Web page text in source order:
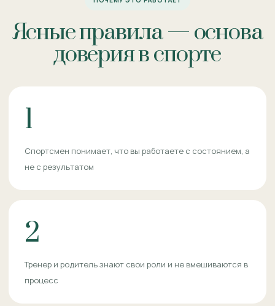
Ясные правила — основа
доверия в спорте
1
Спортсмен понимает, что вы работаете с состоянием, а
не с результатом
2
Тренер и родитель знают свои роли и не вмешиваются в
процесс